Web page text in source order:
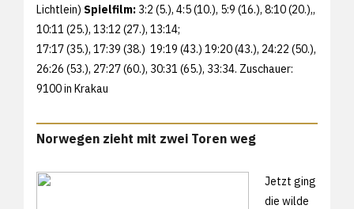
Lichtlein) Spielfilm: 3:2 (5.), 4:5 (10.), 5:9 (16.), 8:10 (20.),,
10:11 (25.), 13:12 (27.), 13:14;
17:17 (35.), 17:39 (38.) 19:19 (43.) 19:20 (43.), 24:22 (50.),
26:26 (53.), 27:27 (60.), 30:31 (65.), 33:34. Zuschauer:
9100 in Krakau
Norwegen zieht mit zwei Toren weg
Jetzt ging
die wilde